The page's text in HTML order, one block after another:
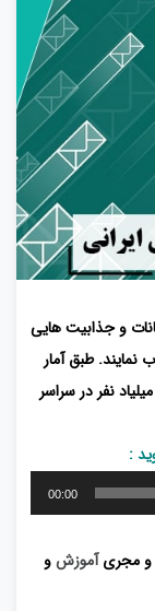
و جذابیت هایی
نمایند. طبق آمار
، تا سال 2019، بیش از 4/3 میلیاد نفر در سراسر
:
00:00
و مجریآموزشو